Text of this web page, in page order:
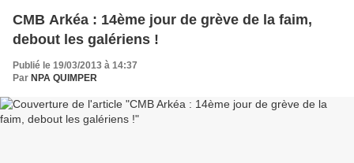
CMB Arkéa : 14ème jour de grève de la faim,
debout les galériens !
Publié le 19/03/2013 à 14:37
Par NPA QUIMPER